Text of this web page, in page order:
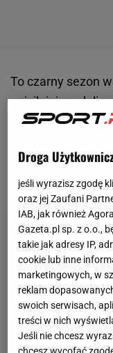
To czarny sezon
najsilniejszych lig
czarują
doszło do kilku
trybunach.
Droga
jeśli wyrazisz zgodę
oraz jej Zaufani
IAB, jak również
Gazeta.pl sp. z o.o.,
takie jak adresy IP,
cookie lub inne
marketingowych, w
reklam
swoich serwisach,
treści w nich
Jeśli nie chcesz